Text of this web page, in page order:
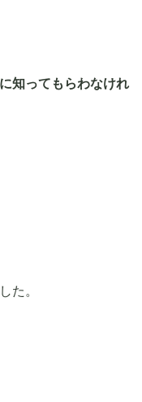
知ってもらわなけれ
た。